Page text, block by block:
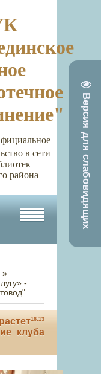
Версия для слабовидящих
в сети
района
»
-
16:13
клуба